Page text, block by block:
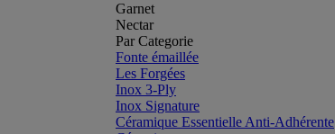
Garnet
Nectar
Par Categorie
Fonte émaillée
Les Forgées
Inox 3-Ply
Inox Signature
Céramique Essentielle Anti-Adhérente